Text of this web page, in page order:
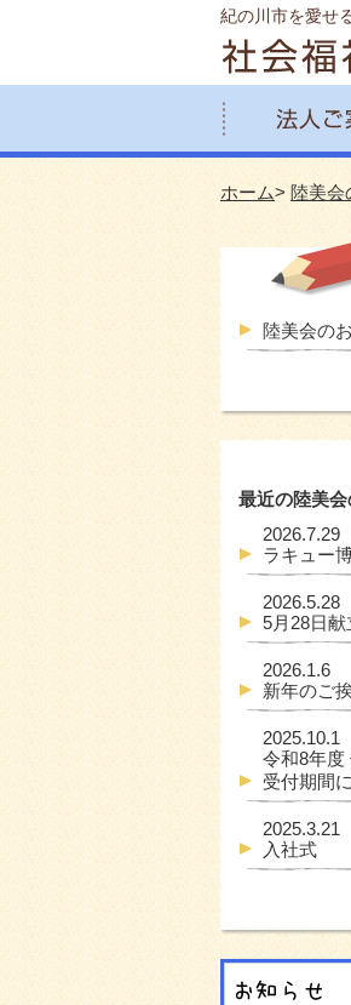
紀の川市を愛せ
ホーム> 陸美会
陸美会の
最近の陸美
2026.7.29
ラキュー
2026.5.28
5月28日献
2026.1.6
新年のご
2025.10.1
令和8年度
受付期間
2025.3.21
入社式